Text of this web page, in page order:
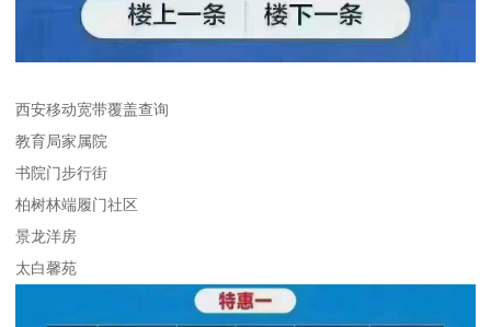
西安移动宽带覆盖查询
教育局家属院
书院门步行街
柏树林端履门社区
景龙洋房
太白馨苑